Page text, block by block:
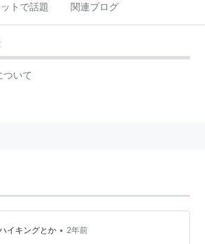
トで話題 関連ブログ
ついて
イキングとか • 2年前